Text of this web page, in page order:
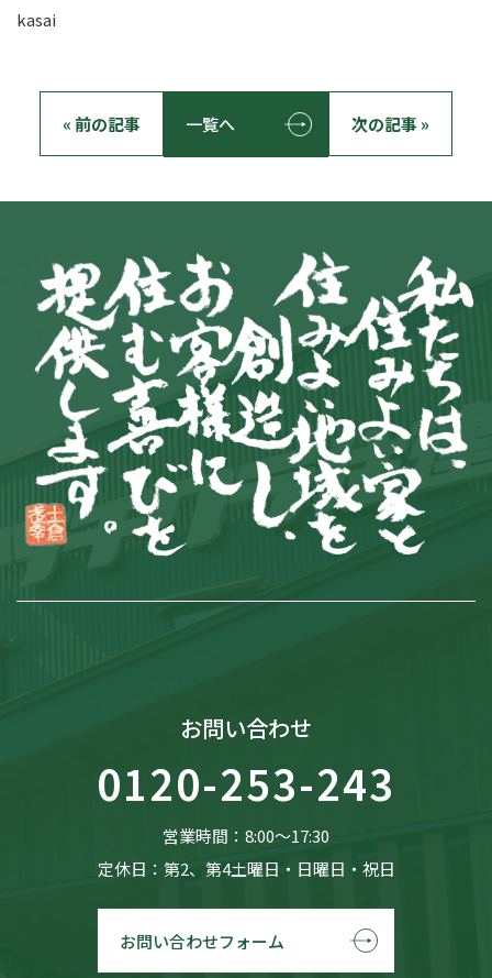
kasai
« 前の記事 一覧へ 次の記事 »
お問い合わせ
0120-253-243
営業時間：8:00〜17:30
定休日：第2、第4土曜日・日曜日・祝日
お問い合わせフォーム